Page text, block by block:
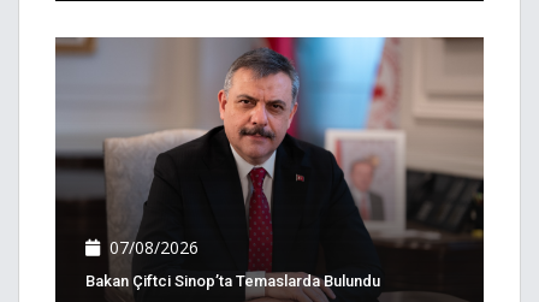
07/08/2026
Bakan Çiftci Sinop’ta Temaslarda Bulundu